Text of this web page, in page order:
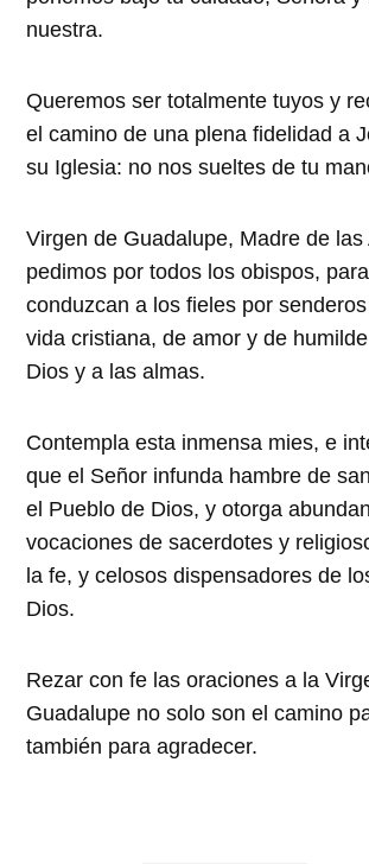
nuestra.
Queremos ser totalmente tuyos y
el camino de una plena fidelidad a
su Iglesia: no nos sueltes de tu
Virgen de Guadalupe, Madre de
pedimos por todos los obispos,
conduzcan a los fieles por
vida cristiana, de amor y de
Dios y a las almas.
Contempla esta inmensa mies, e
que el Señor infunda hambre de
el Pueblo de Dios, y otorga
vocaciones de sacerdotes y
la fe, y celosos dispensadores de
Dios.
Rezar con fe las oraciones a la
Guadalupe no solo son el camino
también para agradecer.